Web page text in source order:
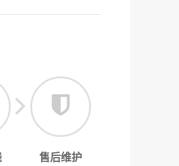
售后维护